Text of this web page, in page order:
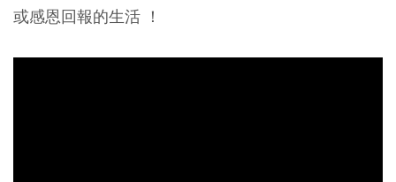
或感恩回報的生活 ！